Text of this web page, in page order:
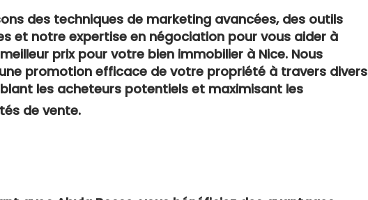
des techniques de marketing avancées, des outils
et notre expertise en négociation pour vous aider à
prix pour votre bien immobilier à Nice. Nous
promotion efficace de votre propriété à travers divers
les acheteurs potentiels et maximisant les
de vente.